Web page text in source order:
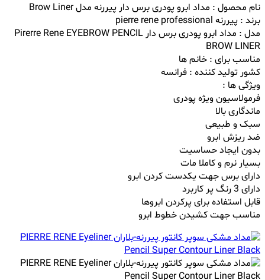
نام محصول : مداد ابرو پودری برس دار پیررنه مدل Brow Liner
برند : پیررنه pierre rene professional
مدل : مداد ابرو پودری برس دار Pirerre Rene EYEBROW PENCIL
BROW LINER
مناسب برای : خانم ها
کشور تولید کننده : فرانسه
ویژگی ها :
فرمولاسیون ویژه پودری
ماندگاری بالا
سبک و طبیعی
ضد ریزش ابرو
بدون ایجاد حساسیت
بسیار نرم و‌ کاملا مات
دارای برس جهت یکدست کردن ابرو
دارای 3 رنگ پر کاربرد
قابل استفاده برای پرکردن ابروها
مناسب جهت کشیدن خطوط ابرو